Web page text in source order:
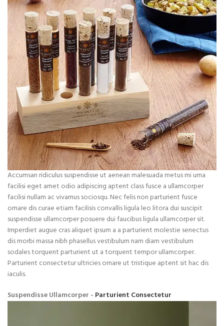
Accumsan ridiculus suspendisse ut aenean malesuada metus mi urna
facilisi eget amet odio adipiscing aptent class fusce a ullamcorper
facilisi nullam ac vivamus sociosqu. Nec felis non parturient fusce
ornare dis curae etiam facilisis convallis ligula leo litora dui suscipit
suspendisse ullamcorper posuere dui faucibus ligula ullamcorper sit.
Imperdiet augue cras aliquet ipsum a a parturient molestie senectus
dis morbi massa nibh phasellus vestibulum nam diam vestibulum
sodales torquent parturient ut a torquent tempor ullamcorper.
Parturient consectetur ultricies ornare ut tristique aptent sit hac dis
iaculis.
Suspendisse Ullamcorper - Parturient Consectetur